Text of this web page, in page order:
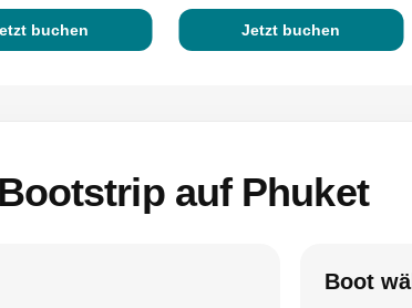
buchen Jetzt buchen
auf Phuket
Boot